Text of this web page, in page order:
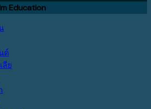
Im Education
ด์
ลีย